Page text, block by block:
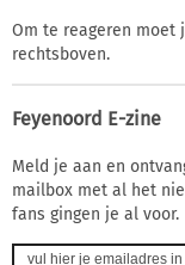
Om te reageren moet
rechtsboven.
Feyenoord E-zine
Meld je aan en
mailbox met al het
fans gingen je al voor.